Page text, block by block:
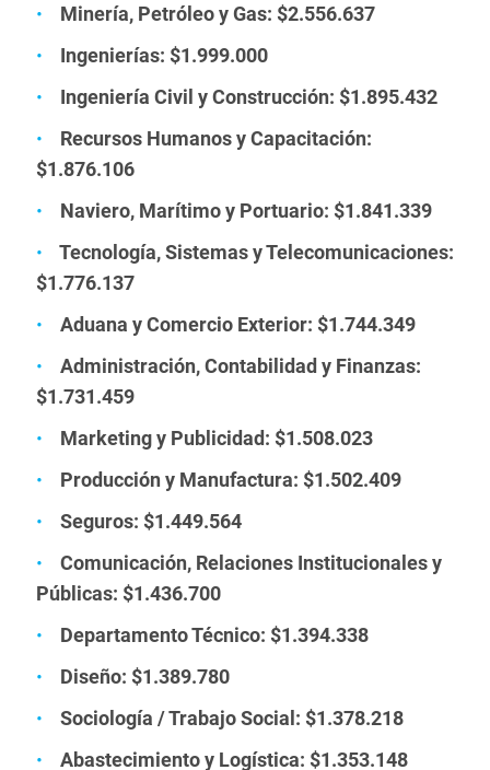
Minería, Petróleo y Gas: $2.556.637
Ingenierías: $1.999.000
Ingeniería Civil y Construcción: $1.895.432
Recursos Humanos y Capacitación:
$1.876.106
Naviero, Marítimo y Portuario: $1.841.339
Tecnología, Sistemas y Telecomunicaciones:
$1.776.137
Aduana y Comercio Exterior: $1.744.349
Administración, Contabilidad y Finanzas:
$1.731.459
Marketing y Publicidad: $1.508.023
Producción y Manufactura: $1.502.409
Seguros: $1.449.564
Comunicación, Relaciones Institucionales y
Públicas: $1.436.700
Departamento Técnico: $1.394.338
Diseño: $1.389.780
Sociología / Trabajo Social: $1.378.218
Abastecimiento y Logística: $1.353.148